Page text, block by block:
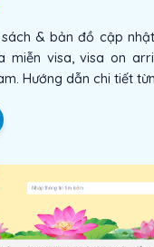
& bản đồ cập
miễn visa, visa on
Hướng dẫn chi tiết